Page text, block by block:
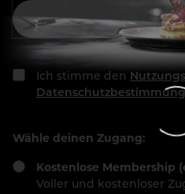
Ich stimme den
Wähle deinen Zugang:
Kostenlose Membership
Voller und kostenloser